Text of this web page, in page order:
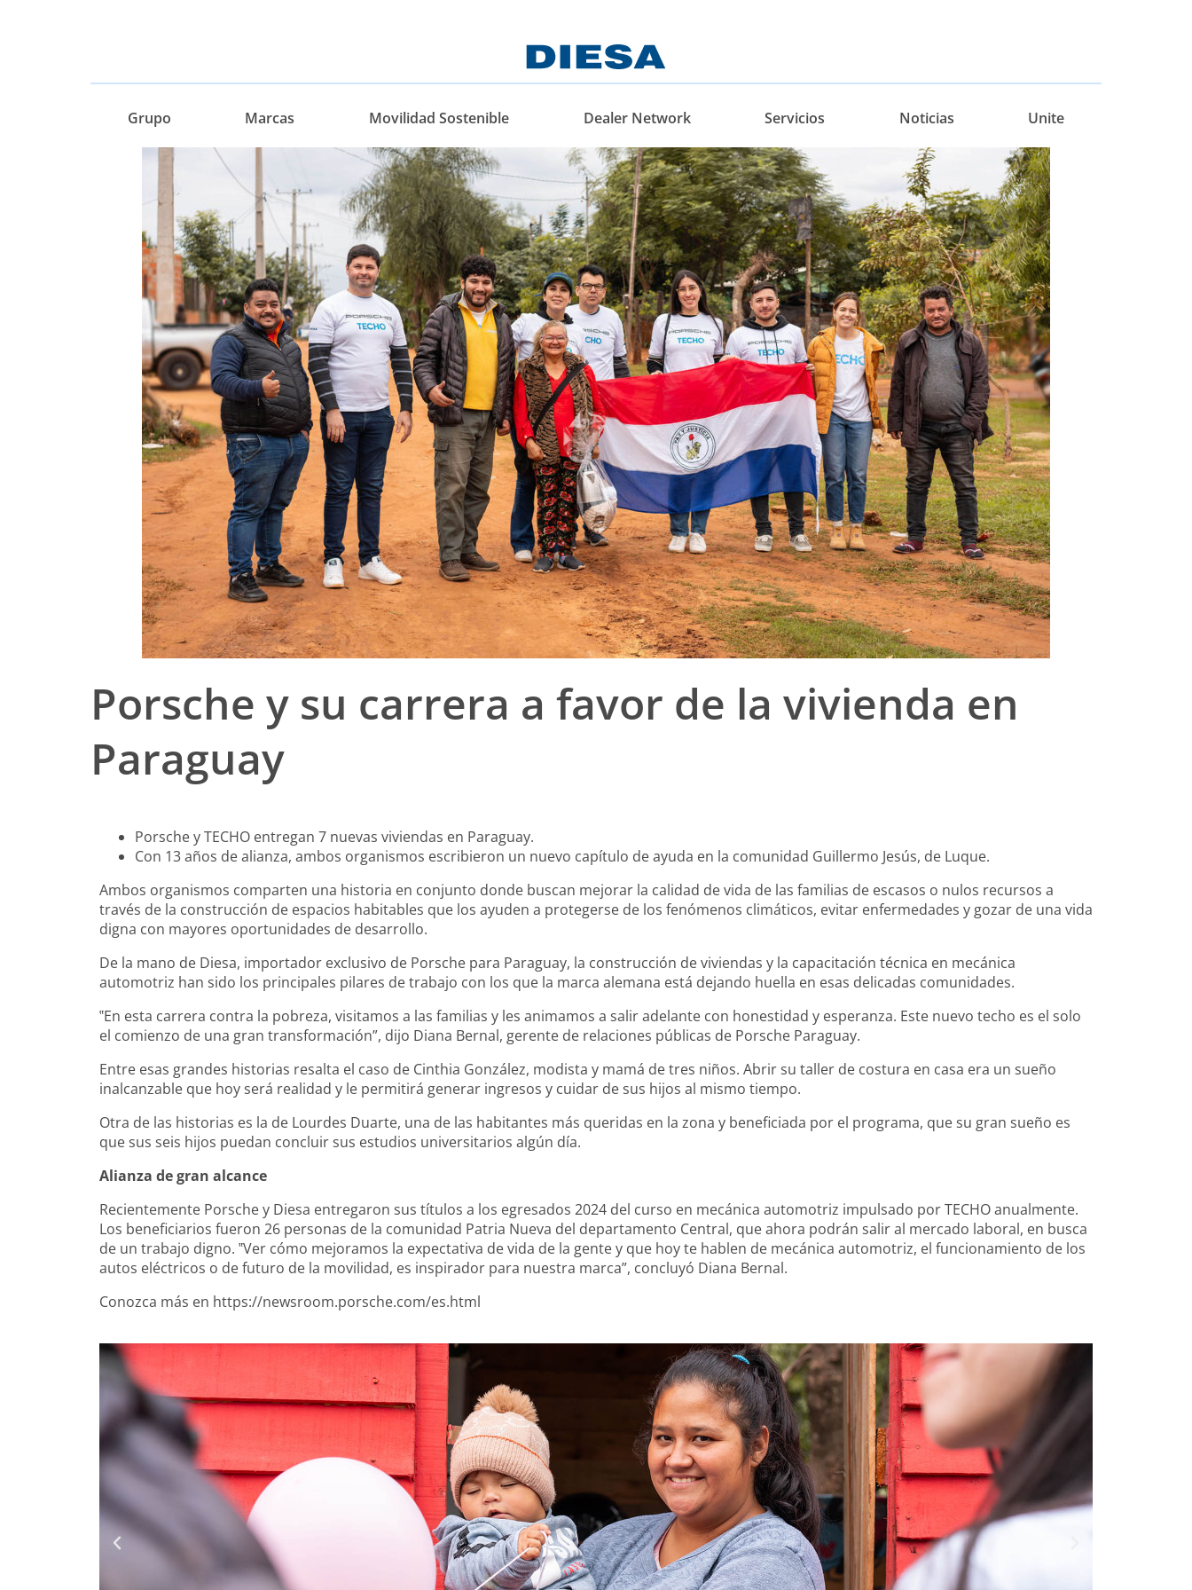
Grupo Marcas Movilidad Sostenible Dealer Network Servicios Noticias Unite
Porsche y su carrera a favor de la vivienda en
Paraguay
Porsche y TECHO entregan 7 nuevas viviendas en Paraguay.
Con 13 años de alianza, ambos organismos escribieron un nuevo capítulo de ayuda en la comunidad Guillermo Jesús, de Luque.
Ambos organismos comparten una historia en conjunto donde buscan mejorar la calidad de vida de las familias de escasos o nulos recursos a
través de la construcción de espacios habitables que los ayuden a protegerse de los fenómenos climáticos, evitar enfermedades y gozar de una vida
digna con mayores oportunidades de desarrollo.
De la mano de Diesa, importador exclusivo de Porsche para Paraguay, la construcción de viviendas y la capacitación técnica en mecánica
automotriz han sido los principales pilares de trabajo con los que la marca alemana está dejando huella en esas delicadas comunidades.
‟En esta carrera contra la pobreza, visitamos a las familias y les animamos a salir adelante con honestidad y esperanza. Este nuevo techo es el solo
el comienzo de una gran transformación”, dijo Diana Bernal, gerente de relaciones públicas de Porsche Paraguay.
Entre esas grandes historias resalta el caso de Cinthia González, modista y mamá de tres niños. Abrir su taller de costura en casa era un sueño
inalcanzable que hoy será realidad y le permitirá generar ingresos y cuidar de sus hijos al mismo tiempo.
Otra de las historias es la de Lourdes Duarte, una de las habitantes más queridas en la zona y beneficiada por el programa, que su gran sueño es
que sus seis hijos puedan concluir sus estudios universitarios algún día.
Alianza de gran alcance
Recientemente Porsche y Diesa entregaron sus títulos a los egresados 2024 del curso en mecánica automotriz impulsado por TECHO anualmente.
Los beneficiarios fueron 26 personas de la comunidad Patria Nueva del departamento Central, que ahora podrán salir al mercado laboral, en busca
de un trabajo digno. ‟Ver cómo mejoramos la expectativa de vida de la gente y que hoy te hablen de mecánica automotriz, el funcionamiento de los
autos eléctricos o de futuro de la movilidad, es inspirador para nuestra marca”, concluyó Diana Bernal.
Conozca más en https://newsroom.porsche.com/es.html